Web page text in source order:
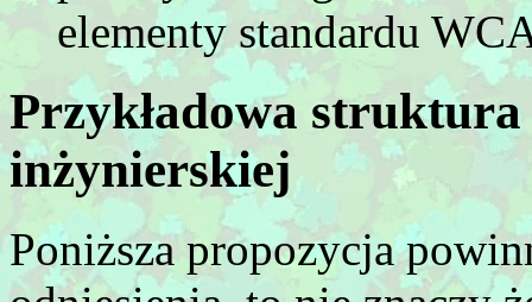
elementy standardu
Przykładowa
inżynierskiej
Poniższa propozycja